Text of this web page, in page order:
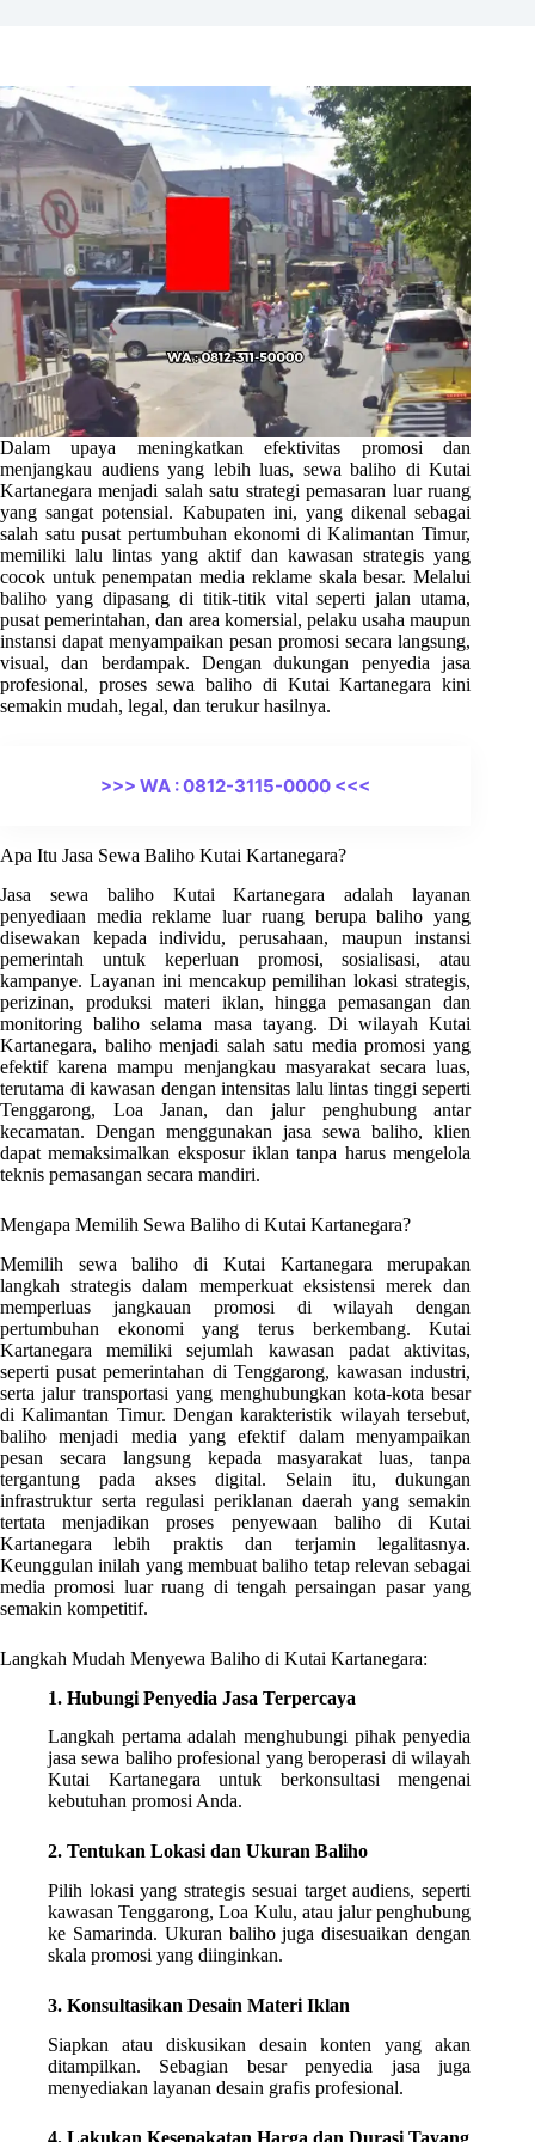
Dalam upaya meningkatkan efektivitas promosi dan
menjangkau audiens yang lebih luas, sewa baliho di Kutai
Kartanegara menjadi salah satu strategi pemasaran luar ruang
yang sangat potensial. Kabupaten ini, yang dikenal sebagai
salah satu pusat pertumbuhan ekonomi di Kalimantan Timur,
memiliki lalu lintas yang aktif dan kawasan strategis yang
cocok untuk penempatan media reklame skala besar. Melalui
baliho yang dipasang di titik-titik vital seperti jalan utama,
pusat pemerintahan, dan area komersial, pelaku usaha maupun
instansi dapat menyampaikan pesan promosi secara langsung,
visual, dan berdampak. Dengan dukungan penyedia jasa
profesional, proses sewa baliho di Kutai Kartanegara kini
semakin mudah, legal, dan terukur hasilnya.
>>> WA : 0812-3115-0000 <<<
Apa Itu Jasa Sewa Baliho Kutai Kartanegara?
Jasa sewa baliho Kutai Kartanegara adalah layanan
penyediaan media reklame luar ruang berupa baliho yang
disewakan kepada individu, perusahaan, maupun instansi
pemerintah untuk keperluan promosi, sosialisasi, atau
kampanye. Layanan ini mencakup pemilihan lokasi strategis,
perizinan, produksi materi iklan, hingga pemasangan dan
monitoring baliho selama masa tayang. Di wilayah Kutai
Kartanegara, baliho menjadi salah satu media promosi yang
efektif karena mampu menjangkau masyarakat secara luas,
terutama di kawasan dengan intensitas lalu lintas tinggi seperti
Tenggarong, Loa Janan, dan jalur penghubung antar
kecamatan. Dengan menggunakan jasa sewa baliho, klien
dapat memaksimalkan eksposur iklan tanpa harus mengelola
teknis pemasangan secara mandiri.
Mengapa Memilih Sewa Baliho di Kutai Kartanegara?
Memilih sewa baliho di Kutai Kartanegara merupakan
langkah strategis dalam memperkuat eksistensi merek dan
memperluas jangkauan promosi di wilayah dengan
pertumbuhan ekonomi yang terus berkembang. Kutai
Kartanegara memiliki sejumlah kawasan padat aktivitas,
seperti pusat pemerintahan di Tenggarong, kawasan industri,
serta jalur transportasi yang menghubungkan kota-kota besar
di Kalimantan Timur. Dengan karakteristik wilayah tersebut,
baliho menjadi media yang efektif dalam menyampaikan
pesan secara langsung kepada masyarakat luas, tanpa
tergantung pada akses digital. Selain itu, dukungan
infrastruktur serta regulasi periklanan daerah yang semakin
tertata menjadikan proses penyewaan baliho di Kutai
Kartanegara lebih praktis dan terjamin legalitasnya.
Keunggulan inilah yang membuat baliho tetap relevan sebagai
media promosi luar ruang di tengah persaingan pasar yang
semakin kompetitif.
Langkah Mudah Menyewa Baliho di Kutai Kartanegara:
1. Hubungi Penyedia Jasa Terpercaya
Langkah pertama adalah menghubungi pihak penyedia
jasa sewa baliho profesional yang beroperasi di wilayah
Kutai Kartanegara untuk berkonsultasi mengenai
kebutuhan promosi Anda.
2. Tentukan Lokasi dan Ukuran Baliho
Pilih lokasi yang strategis sesuai target audiens, seperti
kawasan Tenggarong, Loa Kulu, atau jalur penghubung
ke Samarinda. Ukuran baliho juga disesuaikan dengan
skala promosi yang diinginkan.
3. Konsultasikan Desain Materi Iklan
Siapkan atau diskusikan desain konten yang akan
ditampilkan. Sebagian besar penyedia jasa juga
menyediakan layanan desain grafis profesional.
4. Lakukan Kesepakatan Harga dan Durasi Tayang